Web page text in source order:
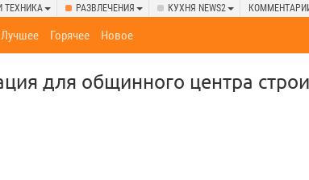
ТЕХНИКА РАЗВЛЕЧЕНИЯ КУХНЯ NEWS2
Лучшее Горячее Новое
для общинного центра